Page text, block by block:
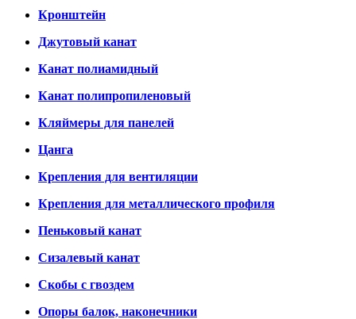
Кронштейн
Джутовый канат
Канат полиамидный
Канат полипропиленовый
Кляймеры для панелей
Цанга
Крепления для вентиляции
Крепления для металлического профиля
Пеньковый канат
Сизалевый канат
Скобы с гвоздем
Опоры балок, наконечники